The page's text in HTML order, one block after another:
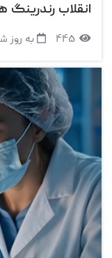
انقلاب
۴۴۵ به روز